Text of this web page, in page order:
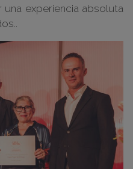
experiencia absoluta